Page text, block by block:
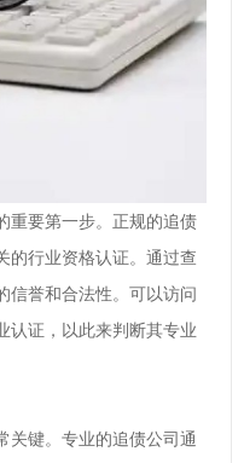
重要第一步。正规的追债
的行业资格认证。通过查
信誉和合法性。可以访问
认证，以此来判断其专业
关键。专业的追债公司通